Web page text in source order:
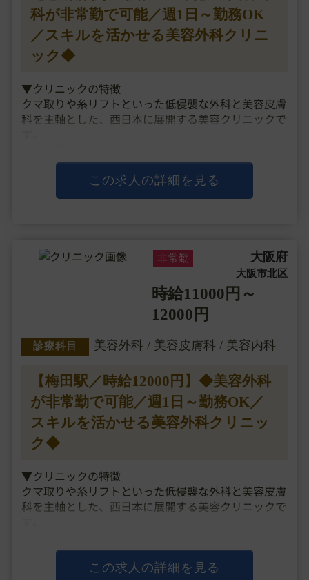
科が非常勤で可能／週1日～勤務OK
／スキルを活かせる美容外科クリニ
ック◆
▼クリニックの特徴
クマ取りや糸リフトといった低侵襲な外科と美容皮膚
科を主軸とした、西日本に展開する美容クリニックで
国などの現地から直接購入しており、
コストを抑えて患者様やスタッフに還元することを実
現しています。
この求人の詳細を見る
非常勤 大阪府
大阪市北区
時給11000円～
12000円
診療科目 美容外科 / 美容皮膚科 / 美容内科
【梅田駅／時給12000円】◆美容外科
が非常勤で可能／週1日～勤務OK／
スキルを活かせる美容外科クリニッ
ク◆
▼クリニックの特徴
クマ取りや糸リフトといった低侵襲な外科と美容皮膚
科を主軸とした、西日本に展開する美容クリニックで
国などの現地から直接購入しており、
コストを抑えて患者様やスタッフに還元することを実
この求人の詳細を見る